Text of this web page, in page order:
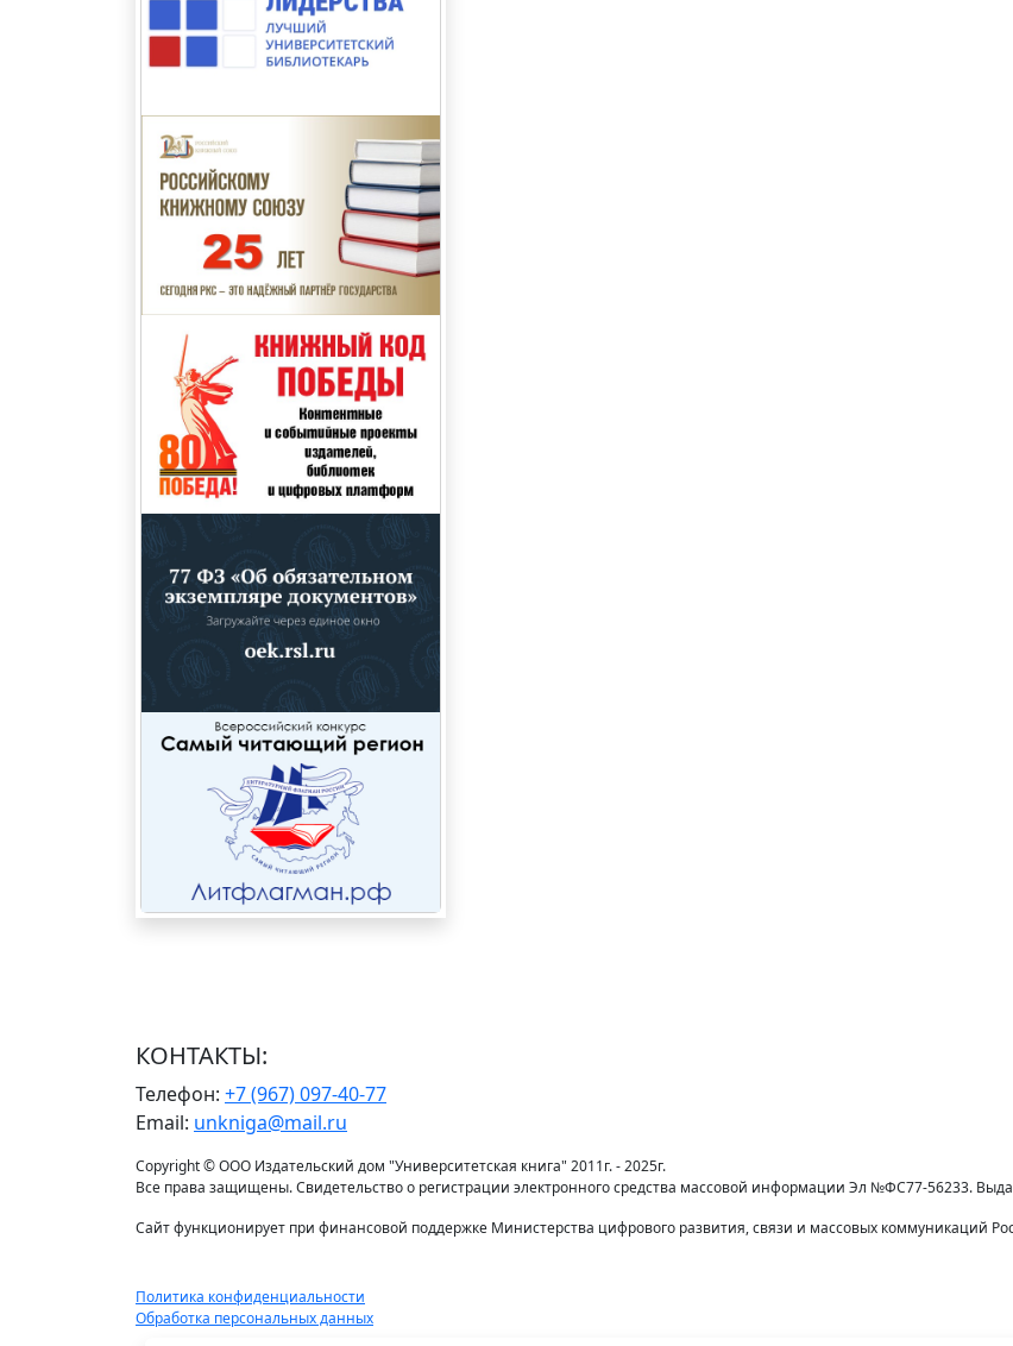
КОНТАКТЫ:
Телефон: +7 (967) 097-40-77
Email: unkniga@mail.ru
Copyright © ООО Издательский дом "Университетская книга" 2011г. - 2025г.
Все права защищены. Свидетельство о регистрации электронного средства массовой информации Эл №ФС77-56233.
Сайт функционирует при финансовой поддержке Министерства цифрового развития, связи и массовых коммуникаций
Политика конфиденциальности
Обработка персональных данных